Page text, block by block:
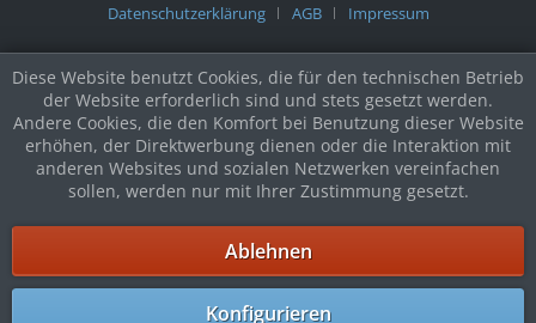
Datenschutzerklärung
AGB Impressum
Diese Website benutzt Cookies, die für den technischen Betrieb
der Website erforderlich sind und stets gesetzt werden.
Andere Cookies, die den Komfort bei Benutzung dieser Website
erhöhen, der Direktwerbung dienen oder die Interaktion mit
anderen Websites und sozialen Netzwerken vereinfachen
sollen, werden nur mit Ihrer Zustimmung gesetzt.
Ablehnen
Konfigurieren